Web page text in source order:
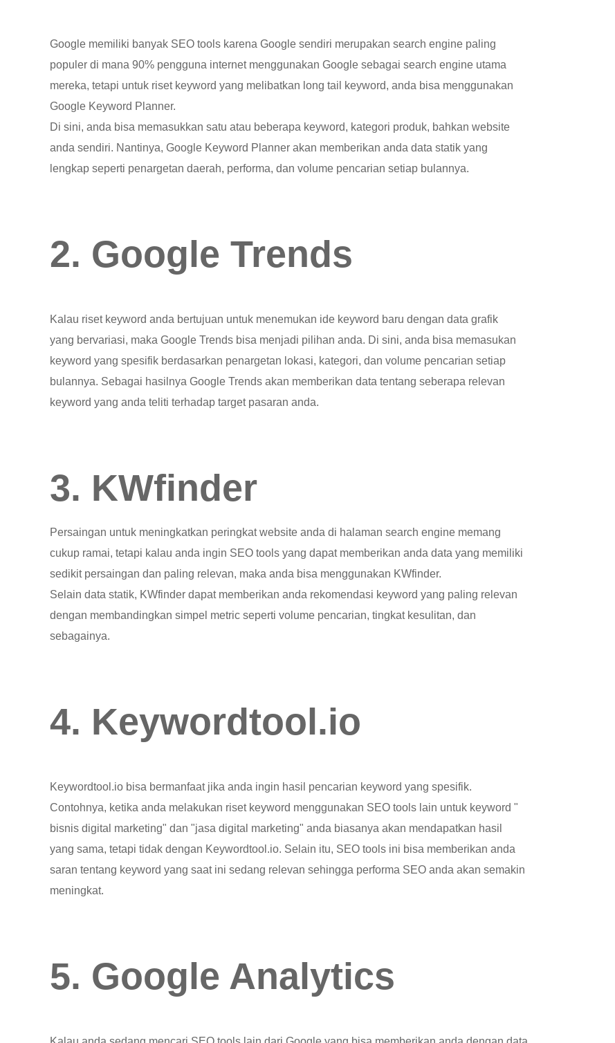
Google memiliki banyak SEO tools karena Google sendiri merupakan search engine paling
populer di mana 90% pengguna internet menggunakan Google sebagai search engine utama
mereka, tetapi untuk riset keyword yang melibatkan long tail keyword, anda bisa menggunakan
Google Keyword Planner.
Di sini, anda bisa memasukkan satu atau beberapa keyword, kategori produk, bahkan website
anda sendiri. Nantinya, Google Keyword Planner akan memberikan anda data statik yang
lengkap seperti penargetan daerah, performa, dan volume pencarian setiap bulannya.
2. Google Trends
Kalau riset keyword anda bertujuan untuk menemukan ide keyword baru dengan data grafik
yang bervariasi, maka Google Trends bisa menjadi pilihan anda. Di sini, anda bisa memasukan
keyword yang spesifik berdasarkan penargetan lokasi, kategori, dan volume pencarian setiap
bulannya. Sebagai hasilnya Google Trends akan memberikan data tentang seberapa relevan
keyword yang anda teliti terhadap target pasaran anda.
3. KWfinder
Persaingan untuk meningkatkan peringkat website anda di halaman search engine memang
cukup ramai, tetapi kalau anda ingin SEO tools yang dapat memberikan anda data yang memiliki
sedikit persaingan dan paling relevan, maka anda bisa menggunakan KWfinder.
Selain data statik, KWfinder dapat memberikan anda rekomendasi keyword yang paling relevan
dengan membandingkan simpel metric seperti volume pencarian, tingkat kesulitan, dan
sebagainya.
4. Keywordtool.io
Keywordtool.io bisa bermanfaat jika anda ingin hasil pencarian keyword yang spesifik.
Contohnya, ketika anda melakukan riset keyword menggunakan SEO tools lain untuk keyword "
bisnis digital marketing" dan "jasa digital marketing" anda biasanya akan mendapatkan hasil
yang sama, tetapi tidak dengan Keywordtool.io. Selain itu, SEO tools ini bisa memberikan anda
saran tentang keyword yang saat ini sedang relevan sehingga performa SEO anda akan semakin
meningkat.
5. Google Analytics